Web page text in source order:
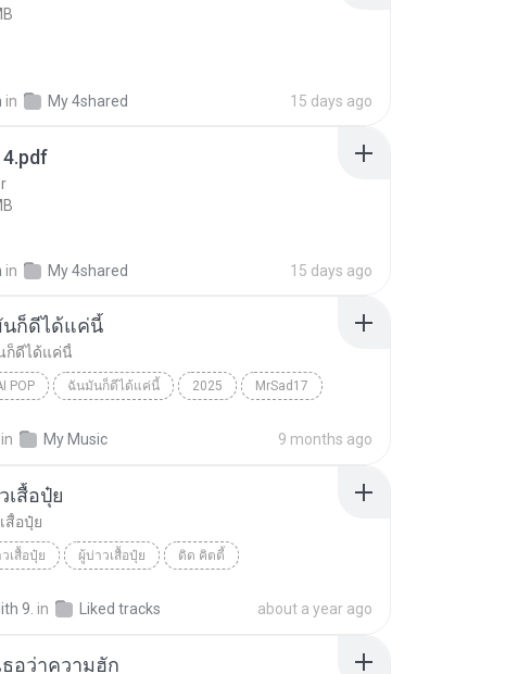
in My 4shared 15 days ago
in My 4shared 15 days ago
ก็ดีได้แค่นี้
ก็ดีได้แค่นี้
POP ฉันมันก็ดีได้แค่นี้ 2025 MrSad17
in My Music 9 months ago
เสื้อปุ๋ย
สื้อปุ๋ย
เสื้อปุ๋ย ผู้บ่าวเสื้อปุ๋ย ดิด คิตตี้
9. in Liked tracks about a year ago
ธอว่าความฮัก